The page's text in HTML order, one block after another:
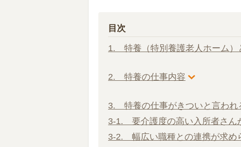
目次
1. 特養（特別養護老人ホーム）
2. 特養の仕事内容
3. 特養の仕事がきついと言われ
3-1. 要介護度の高い入所者さん
3-2. 幅広い職種との連携が求め